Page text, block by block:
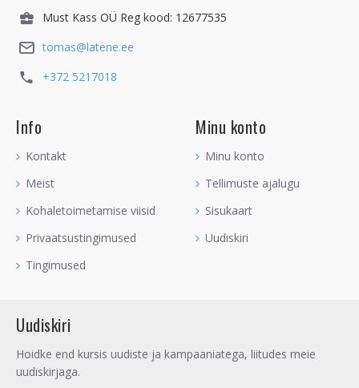
Must Kass OÜ Reg kood: 12677535
tomas@latene.ee
+372 5217018
Info
Kontakt
Meist
Kohaletoimetamise viisid
Privaatsustingimused
Tingimused
Minu konto
Minu konto
Tellimuste ajalugu
Sisukaart
Uudiskiri
Uudiskiri
Hoidke end kursis uudiste ja kampaaniatega, liitudes meie
uudiskirjaga.